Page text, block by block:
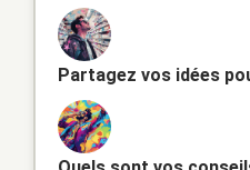
Partagez vos idées